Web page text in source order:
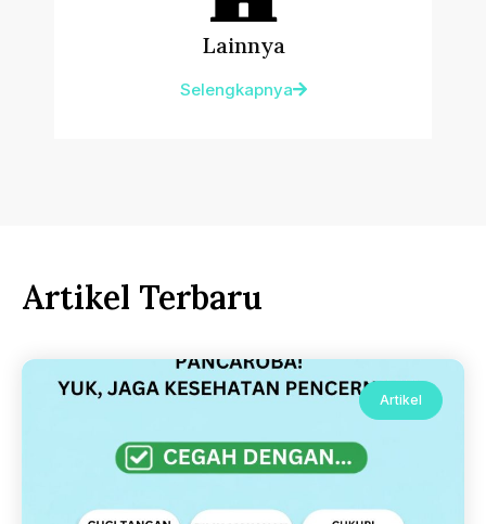
Lainnya
Selengkapnya
Artikel Terbaru
Artikel